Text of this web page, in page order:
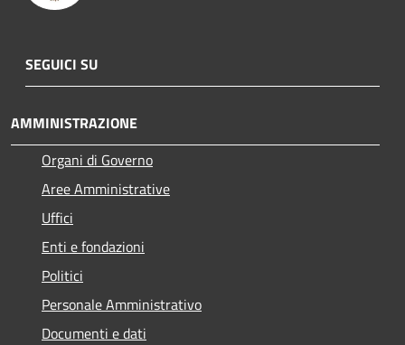
SEGUICI SU
AMMINISTRAZIONE
Organi di Governo
Aree Amministrative
Uffici
Enti e fondazioni
Politici
Personale Amministrativo
Documenti e dati